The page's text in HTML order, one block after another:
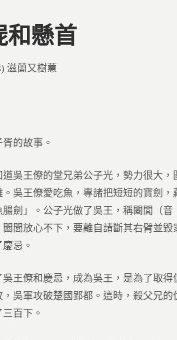
和懸首
滋蘭又樹蕙
的故事。
吳王僚的堂兄弟公子光，勢力很大
吳王僚愛吃魚，專諸把短短的寶劍
劍」。公子光做了吳王，稱闔閭（
闔閭放心不下，要離自請斷其右臂並
忌。
王僚和慶忌，成為吳王，是為了取
吳軍攻破楚國郢都。這時，殺父兄
百下。